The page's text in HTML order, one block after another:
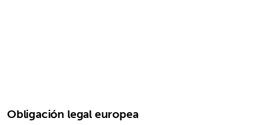
Obligación legal europea